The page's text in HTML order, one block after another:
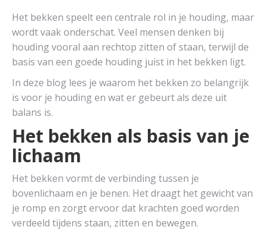
Het bekken speelt een centrale rol in je houding, maar
wordt vaak onderschat. Veel mensen denken bij
houding vooral aan rechtop zitten of staan, terwijl de
basis van een goede houding juist in het bekken ligt.
In deze blog lees je waarom het bekken zo belangrijk
is voor je houding en wat er gebeurt als deze uit
balans is.
Het bekken als basis van je
lichaam
Het bekken vormt de verbinding tussen je
bovenlichaam en je benen. Het draagt het gewicht van
je romp en zorgt ervoor dat krachten goed worden
verdeeld tijdens staan, zitten en bewegen.